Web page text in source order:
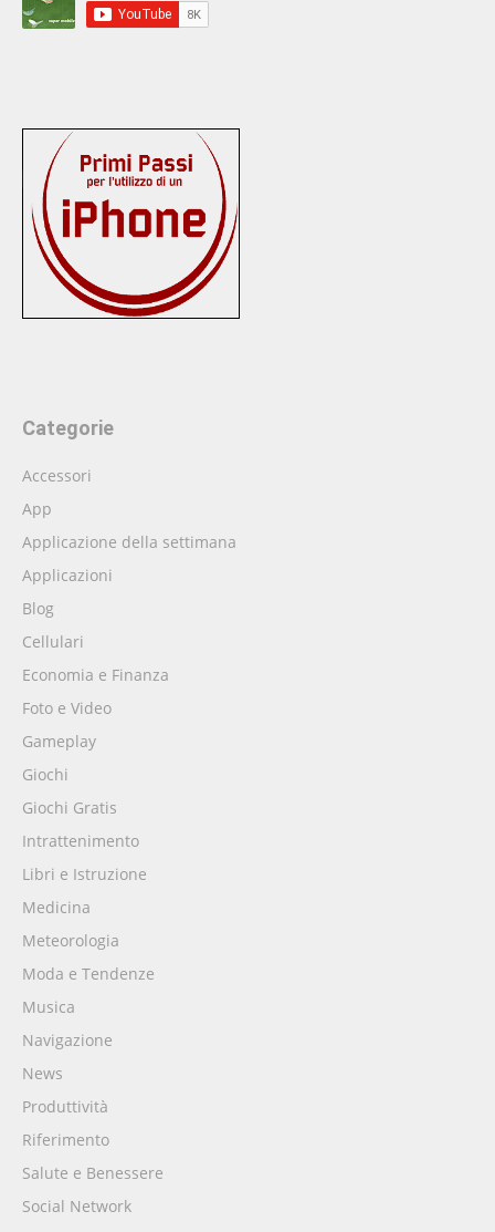
Categorie
Accessori
App
Applicazione della settimana
Applicazioni
Blog
Cellulari
Economia e Finanza
Foto e Video
Gameplay
Giochi
Giochi Gratis
Intrattenimento
Libri e Istruzione
Medicina
Meteorologia
Moda e Tendenze
Musica
Navigazione
News
Produttività
Riferimento
Salute e Benessere
Social Network